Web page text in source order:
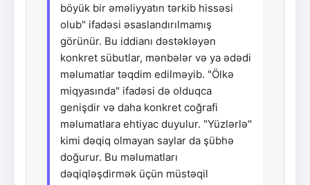
böyük bir əməliyyatın tərkib hissəsi
olub" ifadəsi əsaslandırılmamış
görünür. Bu iddianı dəstəkləyən
konkret sübutlar, mənbələr və ya ədədi
məlumatlar təqdim edilməyib. "Ölkə
miqyasında" ifadəsi də olduqca
genişdir və daha konkret coğrafi
məlumatlara ehtiyac duyulur. "Yüzlərlə"
kimi dəqiq olmayan saylar da şübhə
doğurur. Bu məlumatları
dəqiqləşdirmək üçün müstəqil